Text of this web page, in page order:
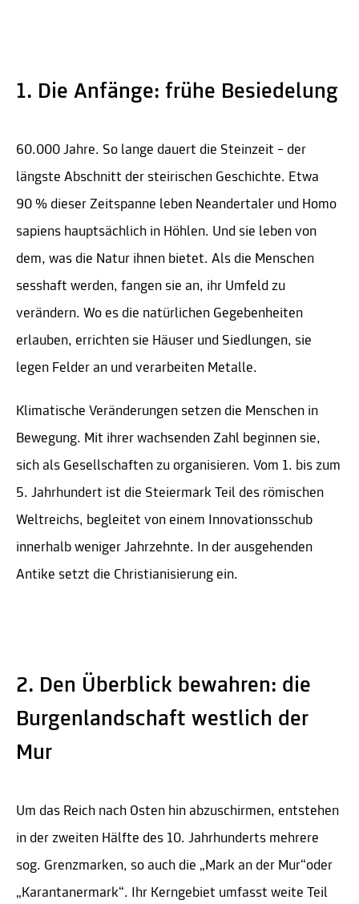
1. Die Anfänge: frühe Besiedelung
60.000 Jahre. So lange dauert die Steinzeit – der
längste Abschnitt der steirischen Geschichte. Etwa
90 % dieser Zeitspanne leben Neandertaler und Homo
sapiens hauptsächlich in Höhlen. Und sie leben von
dem, was die Natur ihnen bietet. Als die Menschen
sesshaft werden, fangen sie an, ihr Umfeld zu
verändern. Wo es die natürlichen Gegebenheiten
erlauben, errichten sie Häuser und Siedlungen, sie
legen Felder an und verarbeiten Metalle.
Klimatische Veränderungen setzen die Menschen in
Bewegung. Mit ihrer wachsenden Zahl beginnen sie,
sich als Gesellschaften zu organisieren. Vom 1. bis zum
5. Jahrhundert ist die Steiermark Teil des römischen
Weltreichs, begleitet von einem Innovationsschub
innerhalb weniger Jahrzehnte. In der ausgehenden
Antike setzt die Christianisierung ein.
2. Den Überblick bewahren: die
Burgenlandschaft westlich der
Mur
Um das Reich nach Osten hin abzuschirmen, entstehen
in der zweiten Hälfte des 10. Jahrhunderts mehrere
sog. Grenzmarken, so auch die „Mark an der Mur“oder
„Karantanermark“. Ihr Kerngebiet umfasst weite Teil